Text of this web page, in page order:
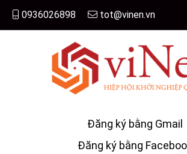
0936026898 tot@vinen.vn
Đăng ký bằng Gmail
Đăng ký bằng